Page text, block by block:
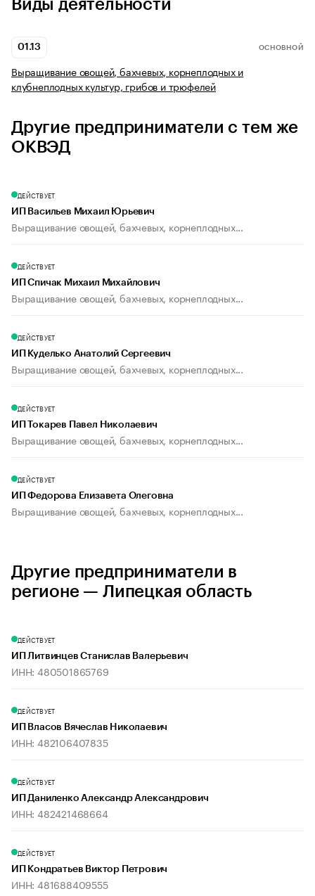
Виды деятельности
01.13 ОСНОВНОЙ
Выращивание овощей, бахчевых, корнеплодных и
клубнеплодных культур, грибов и трюфелей
Другие предприниматели с тем же
ОКВЭД
ДЕЙСТВУЕТ
ИП Васильев Михаил Юрьевич
Выращивание овощей, бахчевых, корнеплодных...
ДЕЙСТВУЕТ
ИП Спичак Михаил Михайлович
Выращивание овощей, бахчевых, корнеплодных...
ДЕЙСТВУЕТ
ИП Куделько Анатолий Сергеевич
Выращивание овощей, бахчевых, корнеплодных...
ДЕЙСТВУЕТ
ИП Токарев Павел Николаевич
Выращивание овощей, бахчевых, корнеплодных...
ДЕЙСТВУЕТ
ИП Федорова Елизавета Олеговна
Выращивание овощей, бахчевых, корнеплодных...
Другие предприниматели в
регионе — Липецкая область
ДЕЙСТВУЕТ
ИП Литвинцев Станислав Валерьевич
ИНН: 480501865769
ДЕЙСТВУЕТ
ИП Власов Вячеслав Николаевич
ИНН: 482106407835
ДЕЙСТВУЕТ
ИП Даниленко Александр Александрович
ИНН: 482421468664
ДЕЙСТВУЕТ
ИП Кондратьев Виктор Петрович
ИНН: 481688409555